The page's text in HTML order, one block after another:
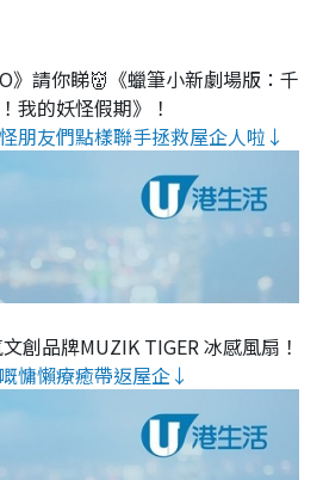
》請你睇👹《蠟筆小新劇場版：千
我的妖怪假期》！
朋友們點樣聯手拯救屋企人啦↓
創品牌MUZIK TIGER 冰感風扇！
慵懶療癒帶返屋企↓